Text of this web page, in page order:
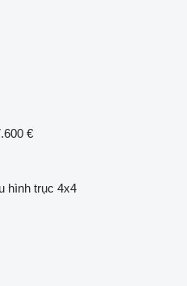
€
hình trục 4x4